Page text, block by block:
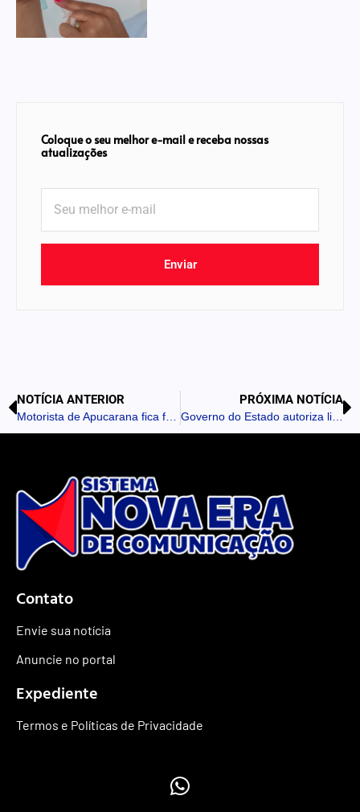
Coloque o seu melhor e-mail e receba nossas
atualizações
Enviar
NOTÍCIA ANTERIOR
Motorista de Apucarana fica ferido em acidente na PR-170, em Borrazópolis
PRÓXIMA NOTÍCIA
Governo do Estado autoriza licitação para pavimentar Estrada da Laranja Doce
Contato
Envie sua notícia
Anuncie no portal
Expediente
Termos e Políticas de Privacidade